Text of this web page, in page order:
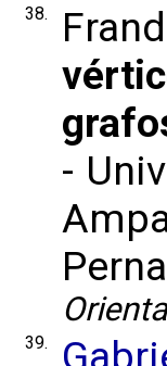
38.
-
39.